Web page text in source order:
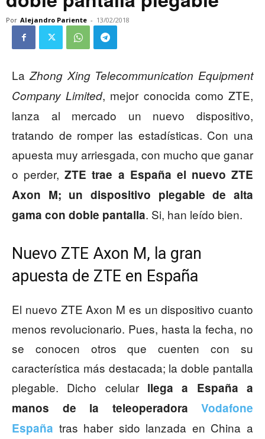
Por Alejandro Pariente - 13/02/2018
La Zhong Xing Telecommunication Equipment
Company Limited, mejor conocida como ZTE,
lanza al mercado un nuevo dispositivo,
tratando de romper las estadísticas. Con una
apuesta muy arriesgada, con mucho que ganar
o perder,ZTE trae a España el nuevo ZTE
Axon M; un dispositivo plegable de alta
gama con doble pantalla. Si, han leído bien.
Nuevo ZTE Axon M, la gran
apuesta de ZTE en España
El nuevo ZTE Axon M es un dispositivo cuanto
menos revolucionario. Pues, hasta la fecha, no
se conocen otros que cuenten con su
característica más destacada; la doble pantalla
plegable. Dicho celular llega a España a
manos de la teleoperadora Vodafone
España tras haber sido lanzada en China a